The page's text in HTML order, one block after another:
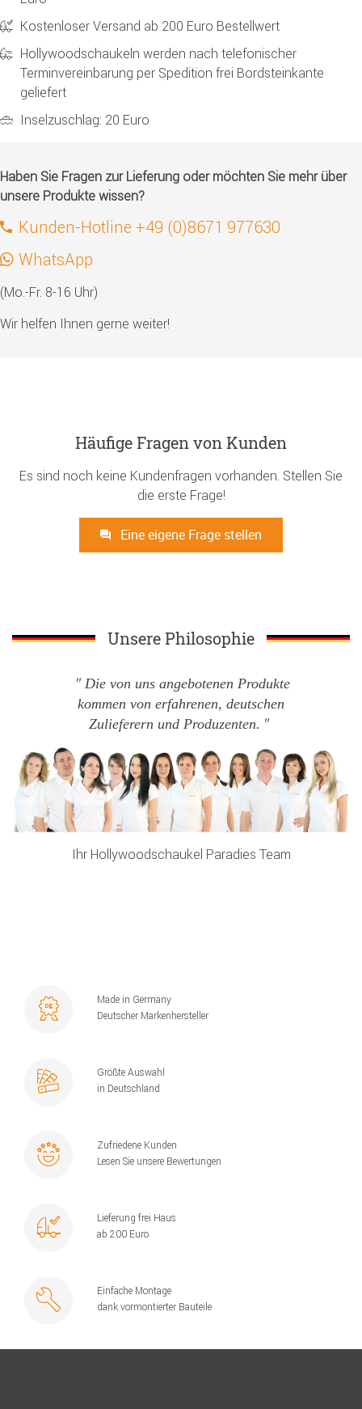
Kostenloser Versand ab 200 Euro Bestellwert
Hollywoodschaukeln werden nach telefonischer
Terminvereinbarung per Spedition frei Bordsteinkante
geliefert
Inselzuschlag: 20 Euro
Haben Sie Fragen zur Lieferung oder möchten Sie mehr über
unsere Produkte wissen?
Kunden-Hotline +49 (0)8671 977630
WhatsApp
(Mo.-Fr. 8-16 Uhr)
Wir helfen Ihnen gerne weiter!
Häufige Fragen von Kunden
Es sind noch keine Kundenfragen vorhanden. Stellen Sie
die erste Frage!
Eine eigene Frage stellen
Unsere Philosophie
Die von uns angebotenen Produkte
kommen von erfahrenen, deutschen
Zulieferern und Produzenten.
Ihr Hollywoodschaukel Paradies Team
Made in Germany
Deutscher Markenhersteller
Größte Auswahl
in Deutschland
Zufriedene Kunden
Lesen Sie unsere Bewertungen
Lieferung frei Haus
ab 200 Euro
Einfache Montage
dank vormontierter Bauteile